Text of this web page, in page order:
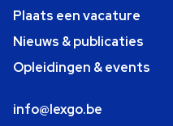
Plaats een vacature
Nieuws & publicaties
Opleidingen & events
info@lexgo.be